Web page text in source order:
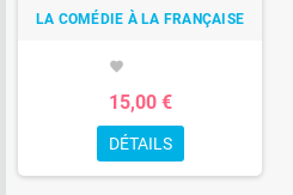
LA COMÉDIE À LA FRANÇAISE
favorite
15,00 €
DÉTAILS